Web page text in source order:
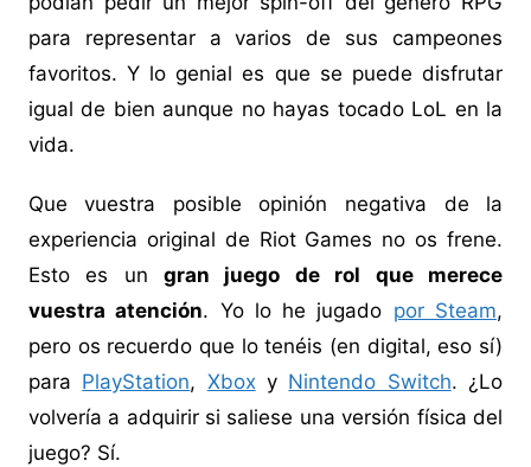
para representar a varios de sus campeones
favoritos. Y lo genial es que se puede disfrutar
igual de bien aunque no hayas tocado LoL en la
vida.
Que vuestra posible opinión negativa de la
experiencia original de Riot Games no os frene.
Esto es ungran juego de rol que merece
vuestra atención. Yo lo he jugado por Steam,
pero os recuerdo que lo tenéis (en digital, eso sí)
para PlayStation, Xboxy Nintendo Switch. ¿Lo
volvería a adquirir si saliese una versión física del
juego? Sí.